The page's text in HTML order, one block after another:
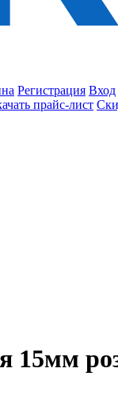
Регистрация Вход
прайс-лист
15мм